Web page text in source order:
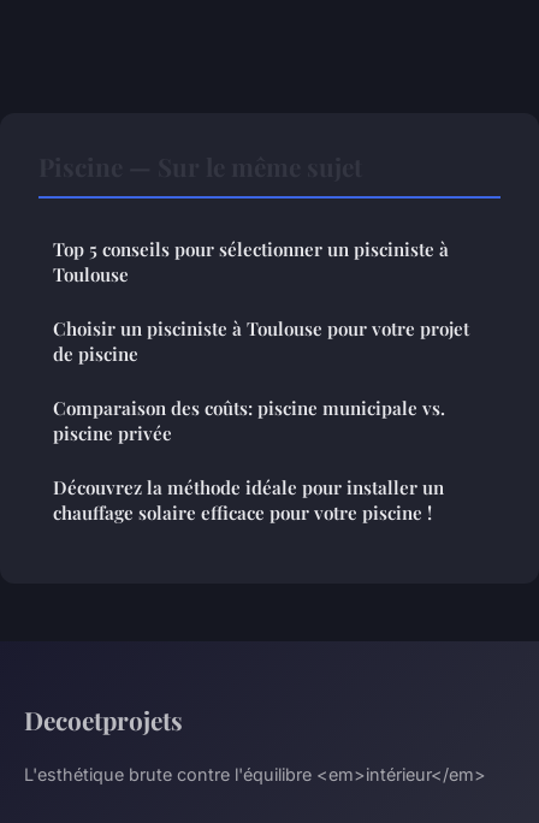
Top 5 conseils pour sélectionner un pisciniste à
Toulouse
Choisir un pisciniste à Toulouse pour votre projet
de piscine
Comparaison des coûts: piscine municipale vs.
piscine privée
Découvrez la méthode idéale pour installer un
chauffage solaire efficace pour votre piscine !
Decoetprojets
L'esthétique brute contre l'équilibre <em>intérieur</em>